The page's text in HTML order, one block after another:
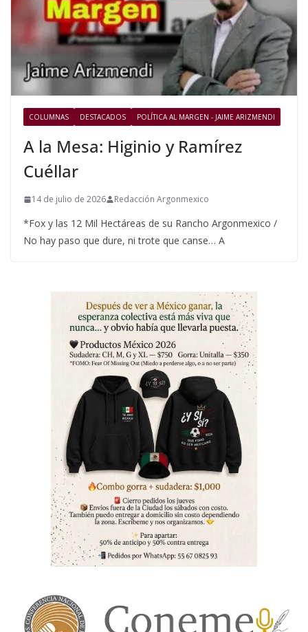
COLUMNAS DESTACADOS POLÍTICA AL MARGEN - JAIME ARIZMENDI
A la Mesa: Higinio y Ramírez
Cuéllar
14 de julio de 2026 Redacción Argonmexico
*Fox y las 12 Mil Hectáreas de su Rancho Argonmexico /
No hay paso que dure, ni trote que canse… A